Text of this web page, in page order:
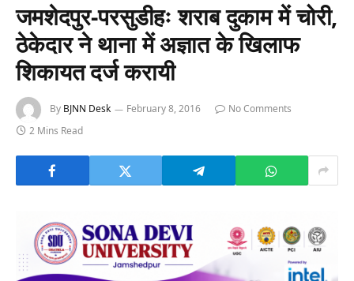
जमशेदपुर-परसुडीहः शराब दुकाम में चोरी,
ठेकेदार ने थाना में अज्ञात के खिलाफ
शिकायत दर्ज करायी
By BJNN Desk February 8, 2016
No Comments
2 Mins Read